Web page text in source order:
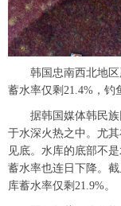
韩国忠南西北地区
蓄水率仅剩21.4%，钓
据韩国媒体韩民族
于水深火热之中。尤
见底。水库的底部不
蓄水率也连日下降。
库蓄水率仅剩21.9%。